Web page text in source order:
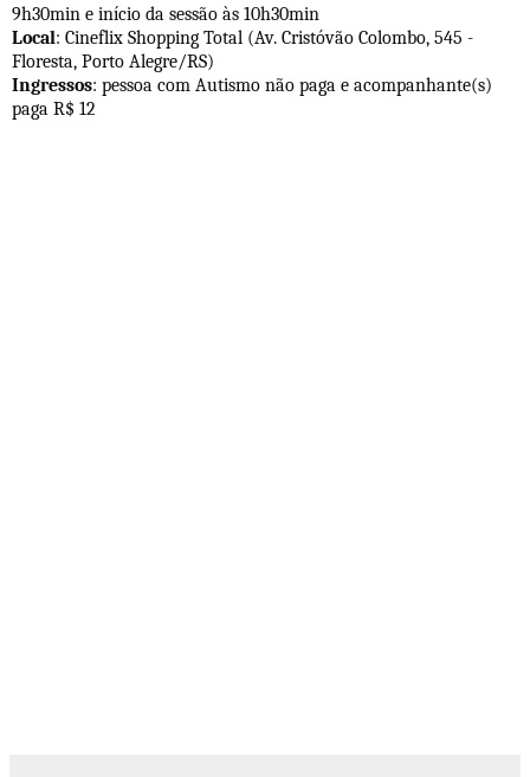
9h30min e início da sessão às 10h30min
Local: Cineflix Shopping Total (Av. Cristóvão Colombo, 545 -
Floresta, Porto Alegre/RS)
Ingressos: pessoa com Autismo não paga e acompanhante(s)
paga R$ 12